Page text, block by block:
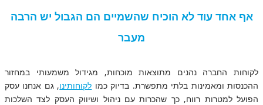
אף אחד עוד לא הוכיח שהשמיים הם הגבול יש הרבה
מעבר
לקוחות החברה נהנים מתוצאות מוכחות, מגידול משמעותי במחזור
ההכנסות ומאמינות בלתי מתפשרת. בדיוק כמו לקוחותינו, גם אנחנו עסק
הפועל למטרות רווח, כך שהכרות עם ניהול ושיווק העסק לצד השלכות